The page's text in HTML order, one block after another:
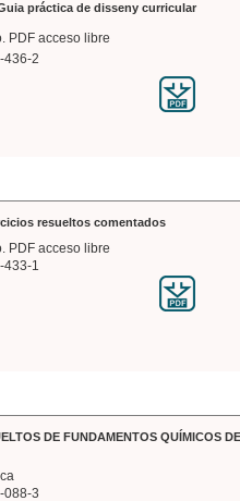
práctica de disseny curricular
PDF acceso libre
436-2
resueltos comentados
PDF acceso libre
433-1
DE FUNDAMENTOS QUÍMICOS
088-3